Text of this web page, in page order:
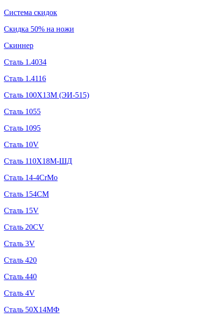
Система скидок
Скидка 50% на ножи
Скиннер
Сталь 1.4034
Сталь 1.4116
Сталь 100Х13М (ЭИ-515)
Сталь 1055
Сталь 1095
Сталь 10V
Сталь 110Х18М-ШД
Сталь 14-4CrMo
Сталь 154CM
Сталь 15V
Сталь 20CV
Сталь 3V
Сталь 420
Сталь 440
Сталь 4V
Сталь 50Х14МФ